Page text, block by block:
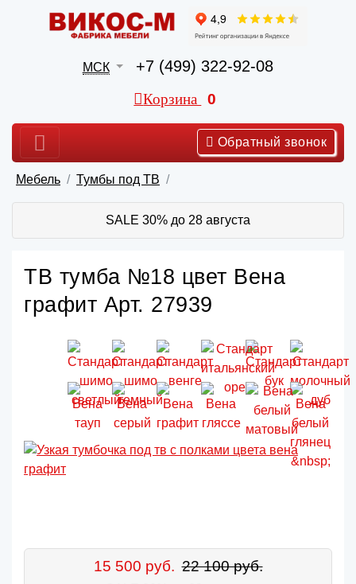
МСК +7 (499) 322-92-08
Корзина 0
Обратный звонок
Мебель Тумбы под ТВ
SALE 30% до 28 августа
ТВ тумба №18 цвет Вена
графит Арт. 27939
15 500 руб. 22 100 руб.